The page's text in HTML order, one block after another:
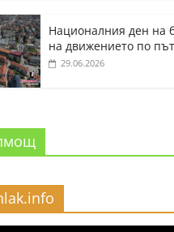
Националния ден на
на движението по
29.06.2026